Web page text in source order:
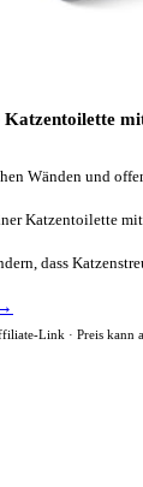
Katzentoilette
Wänden und
Katzentoilette
dass
Link · Preis kann